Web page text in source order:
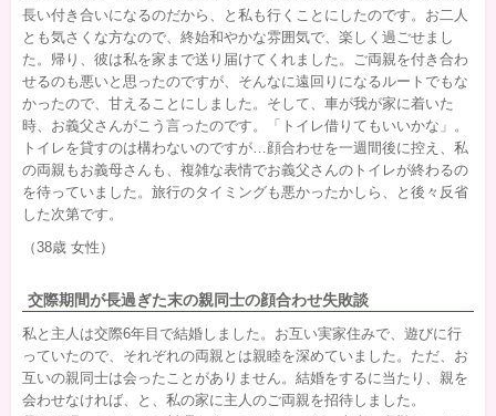
長い付き合いになるのだから、と私も行くことにしたのです。お二人
とも気さくな方なので、終始和やかな雰囲気で、楽しく過ごせまし
た。帰り、彼は私を家まで送り届けてくれました。ご両親を付き合わ
せるのも悪いと思ったのですが、そんなに遠回りになるルートでもな
かったので、甘えることにしました。そして、車が我が家に着いた
時、お義父さんがこう言ったのです。「トイレ借りてもいいかな」。
トイレを貸すのは構わないのですが…顔合わせを一週間後に控え、私
の両親もお義母さんも、複雑な表情でお義父さんのトイレが終わるの
を待っていました。旅行のタイミングも悪かったかしら、と後々反省
した次第です。
（38歳 女性）
交際期間が長過ぎた末の親同士の顔合わせ失敗談
私と主人は交際6年目で結婚しました。お互い実家住みで、遊びに行
っていたので、それぞれの両親とは親睦を深めていました。ただ、お
互いの親同士は会ったことがありません。結婚をするに当たり、親を
会わせなければ、と、私の家に主人のご両親を招待しました。